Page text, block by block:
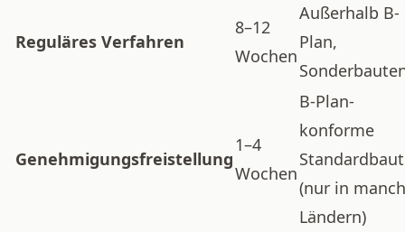
Reguläres Verfahren
8–12
Wochen
Außerhalb B-
Plan,
Genehmigungsfreistellung
1–4
Wochen
B-Plan-
konforme
(nur in
Ländern)